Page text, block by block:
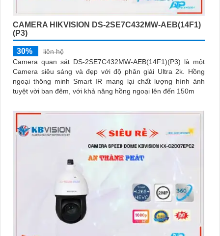
CAMERA HIKVISION DS-2SE7C432MW-AEB(14F1)
(P3)
30%
liên hệ
Camera quan sát DS-2SE7C432MW-AEB(14F1)(P3) là một
Camera siêu sáng và đẹp với độ phân giải Ultra 2k. Hồng
ngoại thông minh Smart IR mang lại chất lượng hình ảnh
tuyệt vời ban đêm, với khả năng hồng ngoại lên đến 150m